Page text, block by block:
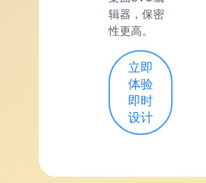
辑器，保密
性更高。
立即
体验
即时
设计